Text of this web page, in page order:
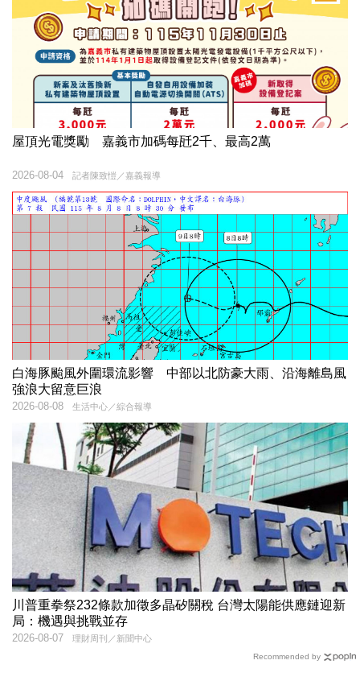
屋頂光電獎勵 嘉義市加碼每瓩2千、最高2萬
記者陳致愷／嘉義報導
2026-08-04
白海豚颱風外圍環流影響 中部以北防豪大雨、沿海離島風
強浪大留意巨浪
生活中心／綜合報導
2026-08-08
川普重拳祭232條款加徵多晶矽關稅 台灣太陽能供應鏈迎新
局：機遇與挑戰並存
理財周刊／新聞中心
2026-08-07
Recommended by